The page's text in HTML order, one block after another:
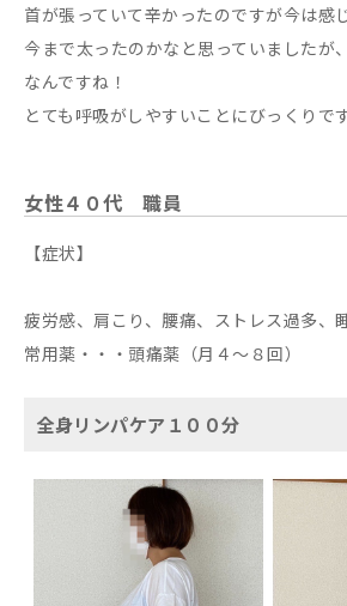
首が張っていて辛かったのですが今は感
今まで太ったのかなと思っていましたが
なんですね！
とても呼吸がしやすいことにびっくりです
女性４０代 職員
【症状】
疲労感、肩こり、腰痛、ストレス過多、
常用薬・・・頭痛薬（月４～８回）
全身リンパケア１００分